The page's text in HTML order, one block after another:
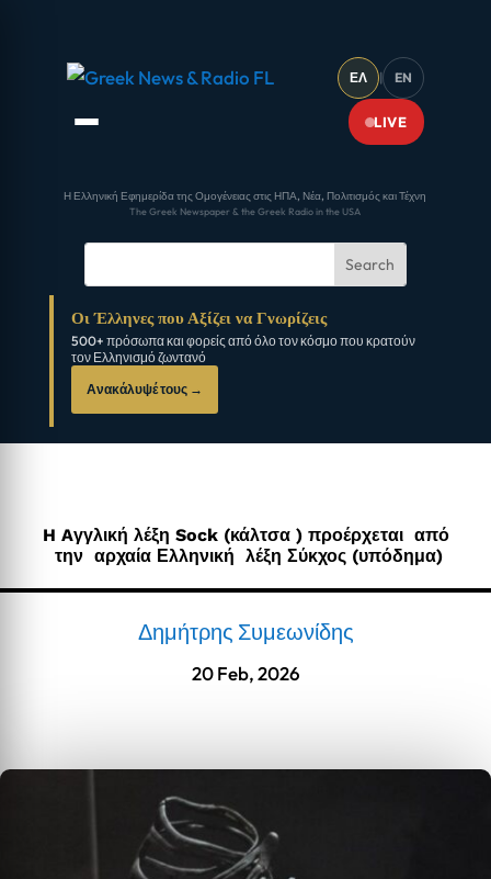
ΕΛ | EN
LIVE
Η Ελληνική Εφημερίδα της Ομογένειας στις ΗΠΑ, Νέα, Πολιτισμός και Τέχνη
The Greek Newspaper & the Greek Radio in the USA
Οι Έλληνες που Αξίζει να Γνωρίζεις
500+ πρόσωπα και φορείς από όλο τον κόσμο που κρατούν
τον Ελληνισμό ζωντανό
Ανακάλυψέ τους →
H Aγγλική λέξη Sock (κάλτσα ) προέρχεται από
την αρχαία Ελληνική λέξη Σύκχος (υπόδημα)
Δημήτρης Συμεωνίδης
20 Feb, 2026